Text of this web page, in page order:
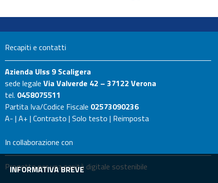
Recapiti e contatti
Azienda Ulss 9 Scaligera
sede legale Via Valverde 42 – 37122 Verona
tel. 0458075511
Partita Iva/Codice Fiscale 02573090236
A- | A+ | Contrasto | Solo testo | Reimposta
In collaborazione con
Progetto per una sanità digitale sostenibile
INFORMATIVA BREVE